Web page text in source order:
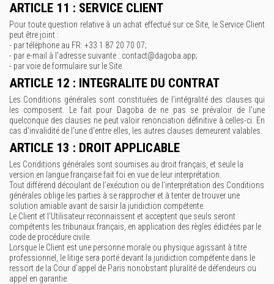
ARTICLE 11 : SERVICE CLIENT
Pour toute question relative à un achat effectué sur ce Site, le Service Client
peut être joint :
- par téléphone au FR: +33 1 87 20 70 07;
- par e-mail à l'adresse suivante : contact@dagoba.app;
- par voie de formulaire sur le Site.
ARTICLE 12 : INTEGRALITE DU CONTRAT
Les Conditions générales sont constituées de l'intégralité des clauses qui
les composent. Le fait pour Dagoba de ne pas se prévaloir de l'une
quelconque des clauses ne peut valoir renonciation définitive à celles-ci. En
cas d'invalidité de l'une d'entre elles, les autres clauses demeurent valables.
ARTICLE 13 : DROIT APPLICABLE
Les Conditions générales sont soumises au droit français, et seule la
version en langue française fait foi en vue de leur interprétation.
Tout différend découlant de l’exécution ou de l’interprétation des Conditions
générales oblige les parties à se rapprocher et à tenter de trouver une
solution amiable avant de saisir la juridiction compétente.
Le Client et l’Utilisateur reconnaissent et acceptent que seuls seront
compétents les tribunaux français, en application des règles édictées par le
code de procédure civile.
Lorsque le Client est une personne morale ou physique agissant à titre
professionnel, le litige sera porté devant la juridiction compétente dans le
ressort de la Cour d’appel de Paris nonobstant pluralité de défendeurs ou
appel en garantie.